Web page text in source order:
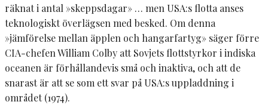
räknat i antal »skeppsdagar» … men USA:s flotta anses
teknologiskt överlägsen med besked. Om denna
»jämförelse mellan äpplen och hangarfartyg» säger förre
CIA-chefen William Colby att Sovjets flottstyrkor i indiska
oceanen är förhållandevis små och inaktiva, och att de
snarast är att se som ett svar på USA:s uppladdning i
området (1974).